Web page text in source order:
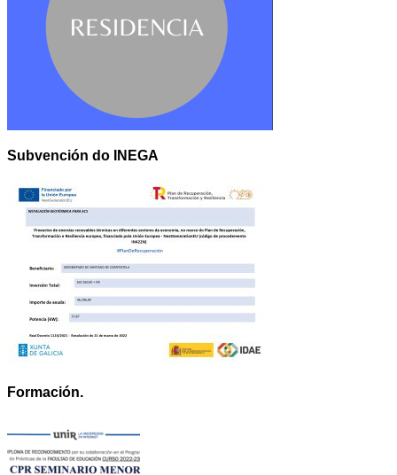
Subvención do INEGA
Formación.